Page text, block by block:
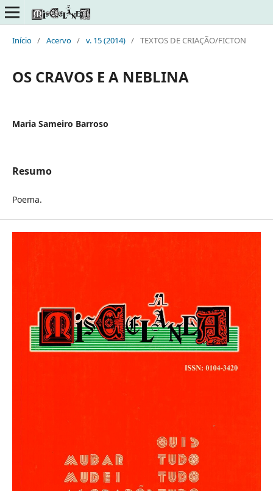
Início / Acervo / v. 15 (2014) / TEXTOS DE CRIAÇÃO/FICTON
OS CRAVOS E A NEBLINA
Maria Sameiro Barroso
Resumo
Poema.